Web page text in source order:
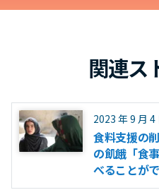
関連ス
2023 年 9 月 4
食料支援の
の飢餓「食
べることが